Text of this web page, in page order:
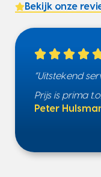
Bekijk onze
“Uitstekend
Prijs is prima
Peter